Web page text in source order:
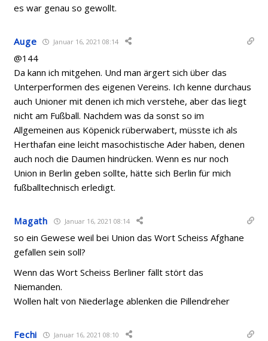
es war genau so gewollt.
Auge Januar 16, 2021 08:14
@144
Da kann ich mitgehen. Und man ärgert sich über das
Unterperformen des eigenen Vereins. Ich kenne durchaus
auch Unioner mit denen ich mich verstehe, aber das liegt
nicht am Fußball. Nachdem was da sonst so im
Allgemeinen aus Köpenick rüberwabert, müsste ich als
Herthafan eine leicht masochistische Ader haben, denen
auch noch die Daumen hindrücken. Wenn es nur noch
Union in Berlin geben sollte, hätte sich Berlin für mich
fußballtechnisch erledigt.
Magath Januar 16, 2021 08:14
so ein Gewese weil bei Union das Wort Scheiss Afghane
gefallen sein soll?
Wenn das Wort Scheiss Berliner fällt stört das
Niemanden.
Wollen halt von Niederlage ablenken die Pillendreher
Fechi Januar 16, 2021 08:10